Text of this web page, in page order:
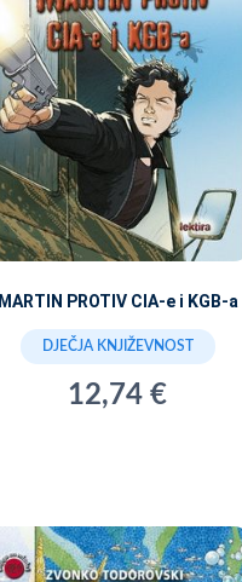
MARTIN PROTIV CIA-e i KGB-a
DJEČJA KNJIŽEVNOST
12,74 €